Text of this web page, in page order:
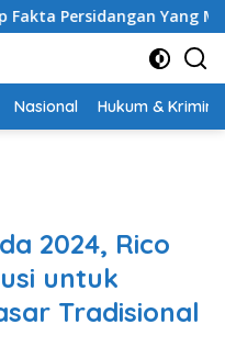
Yang Melemahkan
Nasional Hukum &
2024, Rico
untuk
Tradisional